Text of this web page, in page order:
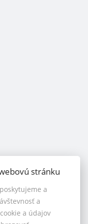
stránku
a
a
a údajov